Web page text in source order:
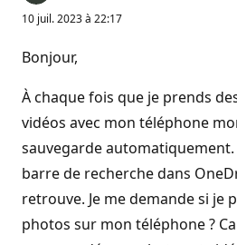
10 juil. 2023 à 22:17
Bonjour,
À chaque fois que je prends
vidéos avec mon téléphone
sauvegarde automatiquement.
barre de recherche dans
retrouve. Je me demande si je
photos sur mon téléphone ?